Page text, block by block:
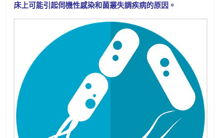
床上可能引起伺機性感染和菌叢失調疾病的原因。